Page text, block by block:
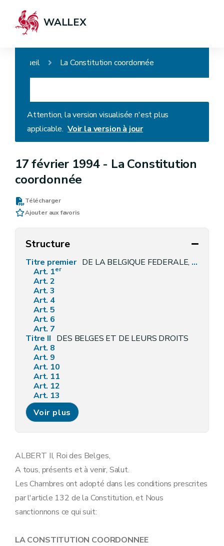
WALLEX
Accueil La Constitution coordonnée
Attention, la version visualisée n'est plus
applicable. Voir la version à jour
17 février 1994 - La Constitution
coordonnée
Télécharger
Ajouter aux favoris
Structure
Titre premier DE LA BELGIQUE FEDERALE, DE SES COMPOSANTES ET DE SON TERRITOIRE
Art. 1er
Art. 2
Art. 3
Art. 4
Art. 5
Art. 6
Art. 7
Titre II DES BELGES ET DE LEURS DROITS
Art. 8
Art. 9
Art. 10
Art. 11
Art. 12
Art. 13
Art. 14
Art. 15
Art. 16
Art. 19
Art. 20
Art. 21
Art. 22
Art. 24
Art. 25
Art. 28
Voir plus
ALBERT II, Roi des Belges,
A tous, présents et à venir, Salut.
Les Chambres ont adopté dans les conditions prescrites
par l'article 132 de la Constitution, et Nous
sanctionnons ce qui suit:
LA CONSTITUTION COORDONNEE